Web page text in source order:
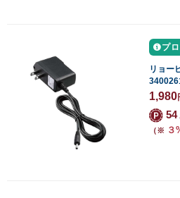
プ
リョー
1,980
54
（※ ３